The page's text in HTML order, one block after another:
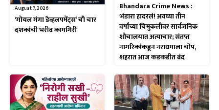
August 7, 2026
‘गोयल गंगा डेव्हलपमेंट्स’ ची चार
दशकांची भरीव कामगिरी
Bhandara Crime News :
भंडारा हादरलं! अवघ्या तीन
वर्षांच्या चिमुकलीवर सार्वजनिक
शौचालयात अत्याचार; संतप्त
नागरिकांकडून नराधमाला चोप,
शहरात आज कडकडीत बंद